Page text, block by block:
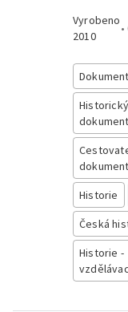
Vyrobeno
2010
•
Dokument
Historický
dokument
dokument
Historie
Česká
Historie -